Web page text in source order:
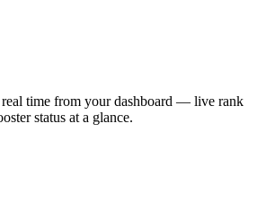
time from your dashboard — live rank
status at a glance.